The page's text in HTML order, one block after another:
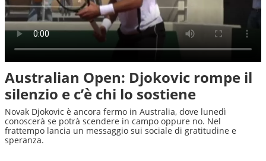
Australian Open: Djokovic rompe il
silenzio e c’è chi lo sostiene
Novak Djokovic è ancora fermo in Australia, dove lunedì
conoscerà se potrà scendere in campo oppure no. Nel
frattempo lancia un messaggio sui sociale di gratitudine e
speranza.